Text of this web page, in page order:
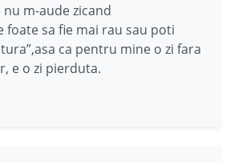
m-aude zicand
foate sa fie mai rau sau poti
ca pentru mine o zi fara
e o zi pierduta.